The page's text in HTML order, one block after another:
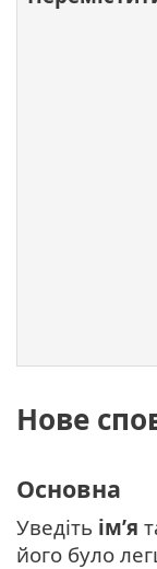
Нове
Основна
Уведіть ім’я
його було